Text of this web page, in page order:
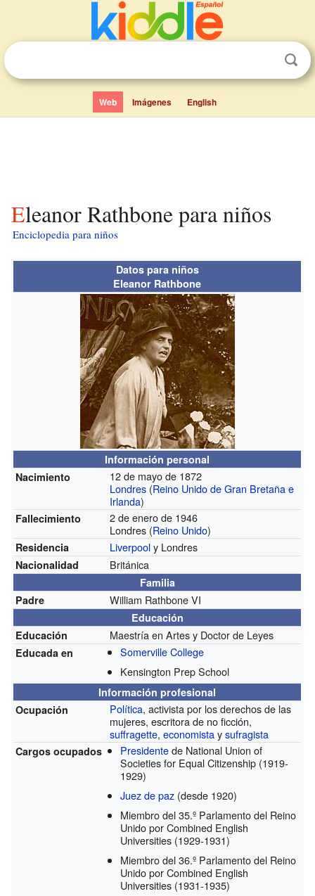
Web Imágenes English
Eleanor Rathbone para niños
Enciclopedia para niños
Datos para niños
Eleanor Rathbone
Información personal
Nacimiento
12 de mayo de 1872
Londres (Reino Unido de Gran Bretaña e
Irlanda)
Fallecimiento
2 de enero de 1946
Londres (Reino Unido)
Residencia Liverpooly Londres
Nacionalidad Británica
Familia
Padre
William Rathbone VI
Educación
Educación
Maestría en Artes y Doctor de Leyes
Educada en
Somerville College
Kensington Prep School
Información profesional
Ocupación
Política, activista por los derechos de las
mujeres, escritora de no ficción,
suffragette,economistaysufragista
Cargos ocupados Presidentede National Union of
Societies for Equal Citizenship (1919-
1929)
Juez de paz (desde 1920)
Miembro del 35.º Parlamento del Reino
Unido por Combined English
Universities (1929-1931)
Miembro del 36.º Parlamento del Reino
Unido por Combined English
Universities (1931-1935)